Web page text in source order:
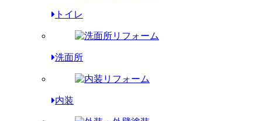
トイレ
洗面所
内装